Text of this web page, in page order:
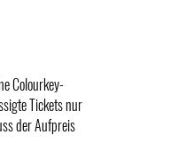
Colourkey-
Tickets nur
der Aufpreis